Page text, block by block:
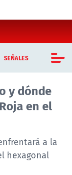
SEÑALES
y dónde
en el
a la
hexagonal